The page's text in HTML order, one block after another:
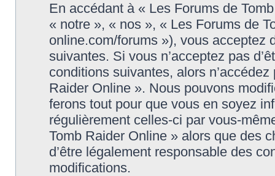
En accédant à « Les Forums de
« notre », « nos », « Les Forums de
online.com/forums »), vous acceptez
suivantes. Si vous n’acceptez pas
conditions suivantes, alors
Raider Online ». Nous pouvons
ferons tout pour que vous en soyez
régulièrement celles-ci par vous-
Tomb Raider Online » alors que des
d’être légalement responsable des
modifications.